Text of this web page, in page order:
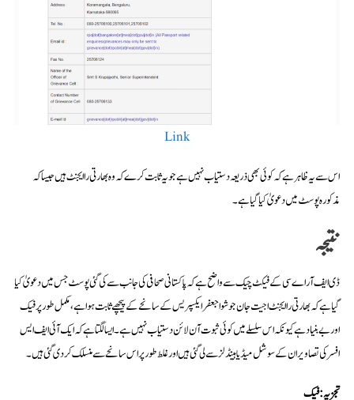
Link
اس سے یہ ظاہر ہے کہ کوئی بھی ذریعہ دستیاب نہیں ہے جو یہ ثابت کرے کہ وہ بھارتی را ایجنٹ ہیں جیسا کہ
مذکورہ پوسٹ میں دعویٰ کیا گیا ہے۔
نتیجہ
ڈی ایف آر اے سی کے فیکٹ چیک سے واضح ہے کہ پاکستانی صحافی کی جانب سے کی گئی پوسٹ جس میں دعویٰ کیا
گیا ہے کہ بھارتی را ایجنٹ اجیت جان جوشوا جعفر ایکسپریس کے سانحے کے پیچھے ثابت ہوا ہے، مکمل طور پر فیک
اور بے بنیاد ہے کیونکہ اس سلسلے میں کوئی ثبوت آن لائن دستیاب نہیں ہے۔ ایسا لگتا ہے کہ ایک آئی ایف ایس
افسر کی تصاویر ان کے سوشل میڈیا ہینڈلز سے لی گئی ہیں اور غلط طور پر اس سانحے سے منسلک کر دی گئی ہیں۔
تجزیہ: فیک